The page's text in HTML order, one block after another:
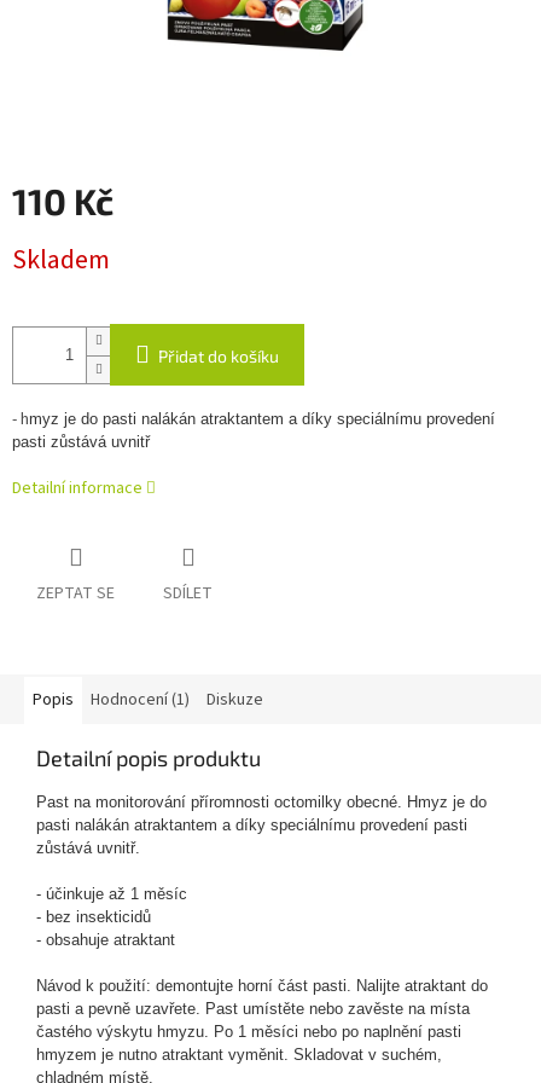
110 Kč
cena:
Skladem
Přidat do košíku
- hmyz je do pasti nalákán atraktantem a díky speciálnímu provedení
pasti zůstává uvnitř
Detailní informace
ZEPTAT SE SDÍLET
Popis Hodnocení (1) Diskuze
Detailní popis produktu
Past na monitorování příromnosti octomilky obecné. Hmyz je do
pasti nalákán atraktantem a díky speciálnímu provedení pasti
zůstává uvnitř.
- účinkuje až 1 měsíc
- bez insekticidů
- obsahuje atraktant
Návod k použití: demontujte horní část pasti. Nalijte atraktant do
pasti a pevně uzavřete. Past umístěte nebo zavěste na místa
častého výskytu hmyzu. Po 1 měsíci nebo po naplnění pasti
hmyzem je nutno atraktant vyměnit. Skladovat v suchém,
chladném místě.